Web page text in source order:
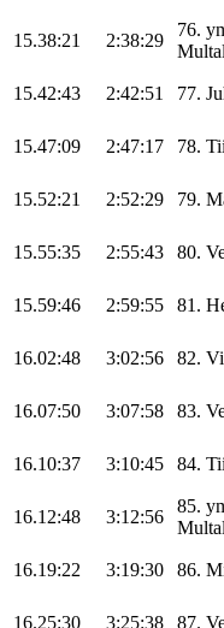
15.38:21 2:38:29
76.
15.42:43 2:42:51 77.
15.47:09 2:47:17 78.
15.52:21 2:52:29 79.
15.55:35 2:55:43 80.
15.59:46 2:59:55 81.
16.02:48 3:02:56 82.
16.07:50 3:07:58 83.
16.10:37 3:10:45 84.
16.12:48 3:12:56
85.
16.19:22 3:19:30 86.
16.25:30 3:25:38 87.